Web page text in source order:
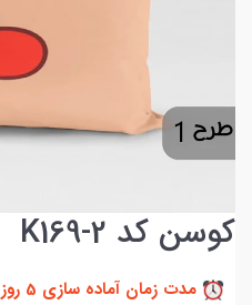
کوسن کد K169-2
مدت زمان آماده سازی 5 روز کاری